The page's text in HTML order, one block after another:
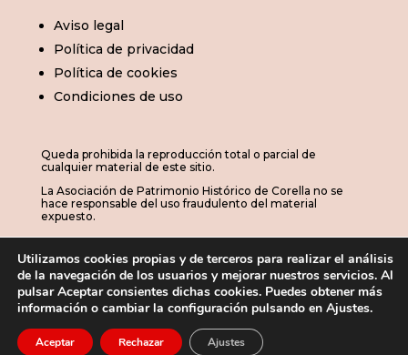
Aviso legal
Política de privacidad
Política de cookies
Condiciones de uso
Queda prohibida la reproducción total o parcial de
cualquier material de este sitio.
La Asociación de Patrimonio Histórico de Corella no se
hace responsable del uso fraudulento del material
expuesto.
© 2026 | APHC · Asociación de Patrimonio
Histórico de Corella

Utilizamos cookies propias y de terceros para realizar el análisis
de la navegación de los usuarios y mejorar nuestros servicios. Al
pulsar Aceptar consientes dichas cookies. Puedes obtener más
información o cambiar la configuración pulsando en Ajustes.
Aceptar Rechazar Ajustes